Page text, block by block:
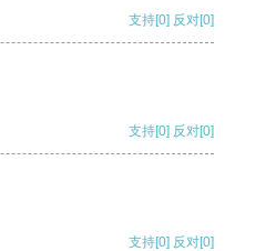
支持[0] 反对[0]
支持[0] 反对[0]
支持[0] 反对[0]